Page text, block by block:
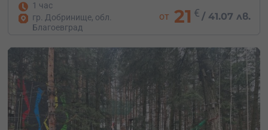
1 час
гр. Добринище, обл.
Благоевград
от 21 € / 41.07 лв.